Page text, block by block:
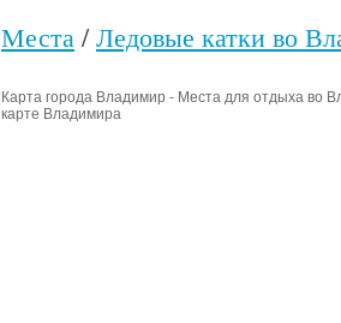
Места /Ледовые катки во
Карта города Владимир - Места для отдыха во
карте Владимира